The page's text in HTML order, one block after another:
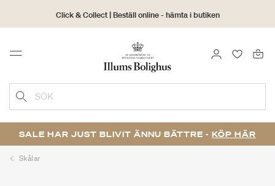
Click & Collect | Beställ online - hämta i butiken
30 dagars returrätt
Menu LOGGA IN
SÖK
SALE HAR JUST BLIVIT ÄNNU BÄTTRE - KÖP HÄR
Skålar